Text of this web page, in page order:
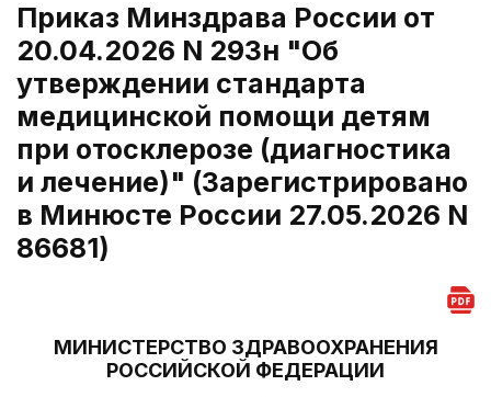
Приказ Минздрава России от
20.04.2026 N 293н "Об
утверждении стандарта
медицинской помощи детям
при отосклерозе (диагностика
и лечение)" (Зарегистрировано
в Минюсте России 27.05.2026 N
86681)
МИНИСТЕРСТВО ЗДРАВООХРАНЕНИЯ
РОССИЙСКОЙ ФЕДЕРАЦИИ